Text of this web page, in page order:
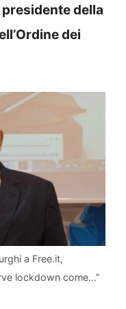
della
dei
a Free.it,
lockdown come…”